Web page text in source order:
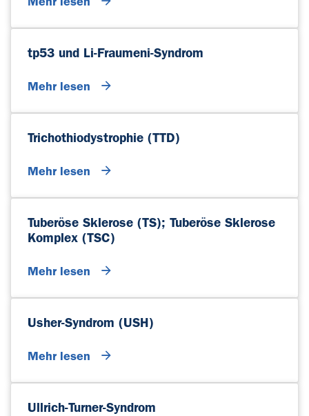
tp53 und Li-Fraumeni-Syndrom
Mehr lesen
Trichothiodystrophie (TTD)
Mehr lesen
Tuberöse Sklerose (TS); Tuberöse Sklerose
Komplex (TSC)
Mehr lesen
Usher-Syndrom (USH)
Mehr lesen
Ullrich-Turner-Syndrom